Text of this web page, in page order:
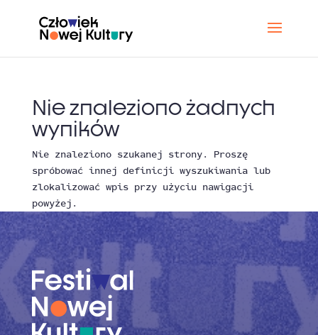
Nie znaleziono żadnych
wyników
Nie znaleziono szukanej strony. Proszę
spróbować innej definicji wyszukiwania lub
zlokalizować wpis przy użyciu nawigacji
powyżej.